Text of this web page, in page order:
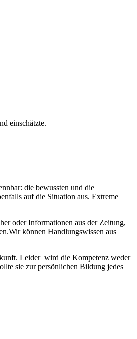
einschätzte.
die bewussten und die
auf die Situation aus. Extreme
oder Informationen aus der Zeitung,
können Handlungswissen aus
Leider wird die Kompetenz weder
sie zur persönlichen Bildung jedes